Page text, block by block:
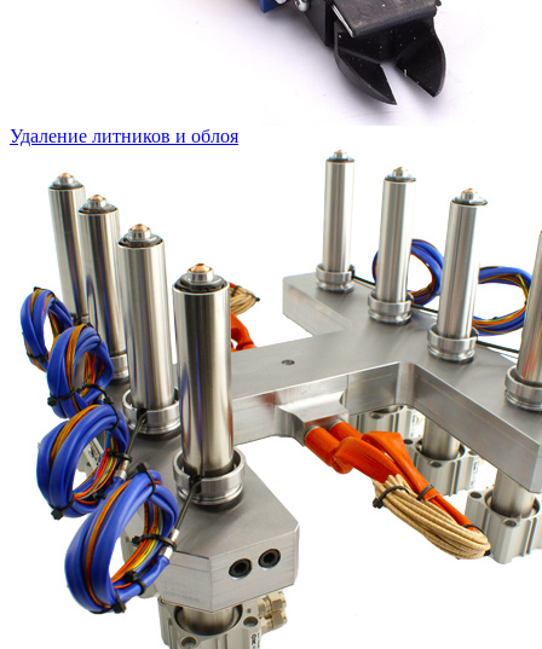
Удаление литников и облоя